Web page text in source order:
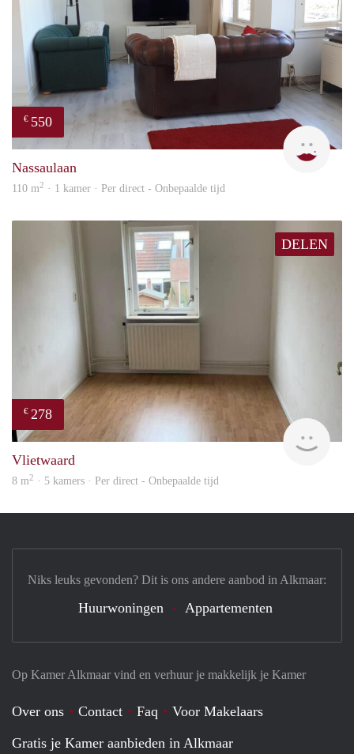
€ 550
Josje
Nassaulaan
110 m2 · 1 kamer · Per direct - Onbepaalde tijd
DELEN
€ 278
Vlietwaard
8 m2 · 5 kamers · Per direct - Onbepaalde tijd
Op Kamer Alkmaar vind en verhuur je makkelijk je Kamer
Over ons Contact Faq
Voor Makelaars
Gratis je Kamer aanbieden in Alkmaar
Niks leuks gevonden? Dit is ons andere aanbod in Alkmaar:
Huurwoningen Appartementen